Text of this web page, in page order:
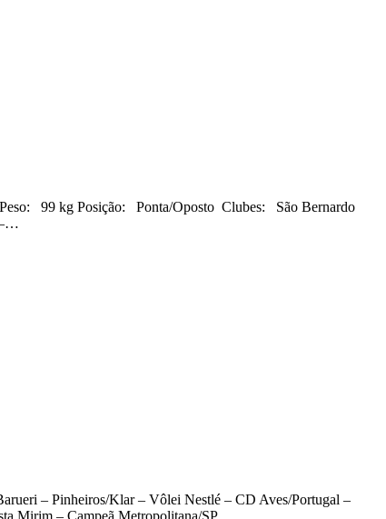
Posição: Ponta/Oposto Clubes: São Bernardo
–…
– Pinheiros/Klar – Vôlei Nestlé – CD Aves/Portugal –
Mirim – Campeã Metropolitana/SP…